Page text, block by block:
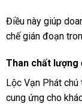
Điều này giúp
chế gián đoạn
Than chất lượng
Lộc Vạn Phát
cung ứng cho